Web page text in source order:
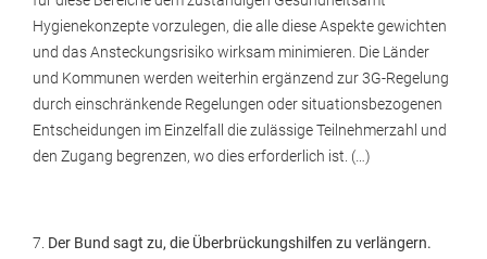
Hygienekonzepte vorzulegen, die alle diese Aspekte gewichten
und das Ansteckungsrisiko wirksam minimieren. Die Länder
und Kommunen werden weiterhin ergänzend zur 3G-Regelung
durch einschränkende Regelungen oder situationsbezogenen
Entscheidungen im Einzelfall die zulässige Teilnehmerzahl und
den Zugang begrenzen, wo dies erforderlich ist. (…)
7. Der Bund sagt zu, die Überbrückungshilfen zu verlängern.